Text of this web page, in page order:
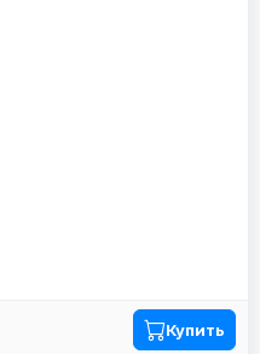
Купить